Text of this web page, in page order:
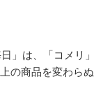
」は、「コメリ」
の商品を変わらぬ